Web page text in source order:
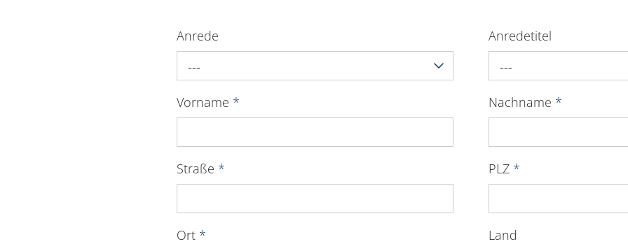
Anrede
---
Anredetitel
---
Vorname * Nachname *
Straße * PLZ *
Ort *
Land